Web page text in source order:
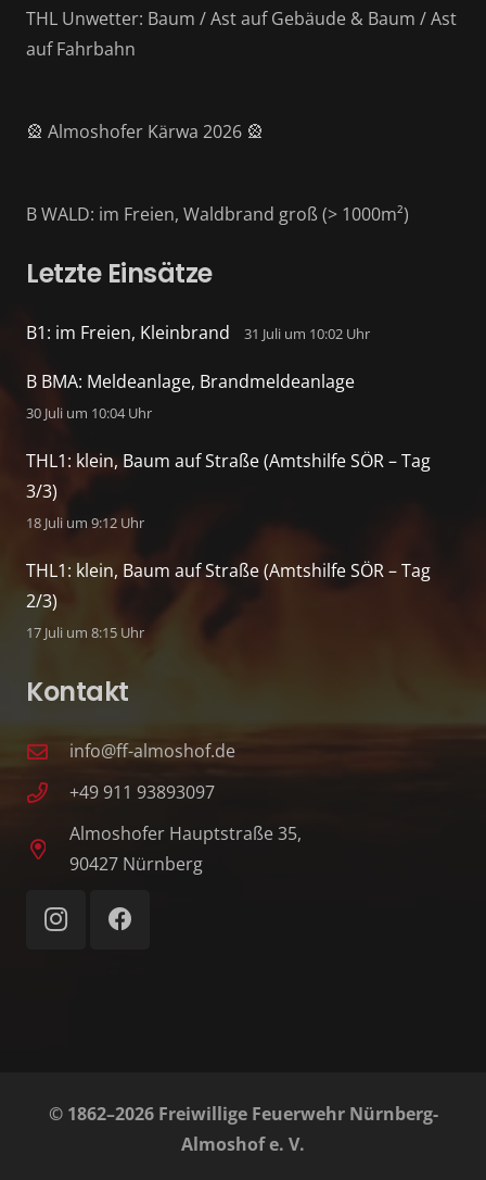
THL Unwetter: Baum / Ast auf Gebäude & Baum / Ast
auf Fahrbahn
🎡 Almoshofer Kärwa 2026 🎡
B WALD: im Freien, Waldbrand groß (> 1000m²)
Letzte Einsätze
B1: im Freien, Kleinbrand 31 Juli um 10:02 Uhr
B BMA: Meldeanlage, Brandmeldeanlage
30 Juli um 10:04 Uhr
THL1: klein, Baum auf Straße (Amtshilfe SÖR – Tag
3/3)
18 Juli um 9:12 Uhr
THL1: klein, Baum auf Straße (Amtshilfe SÖR – Tag
2/3)
17 Juli um 8:15 Uhr
Kontakt
info@ff-almoshof.de
+49 911 93893097
Almoshofer Hauptstraße 35,
90427 Nürnberg
© 1862–2026 Freiwillige Feuerwehr Nürnberg-
Almoshof e. V.